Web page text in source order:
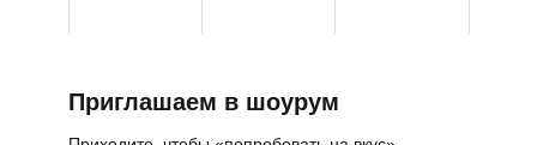
Приглашаем в шоурум